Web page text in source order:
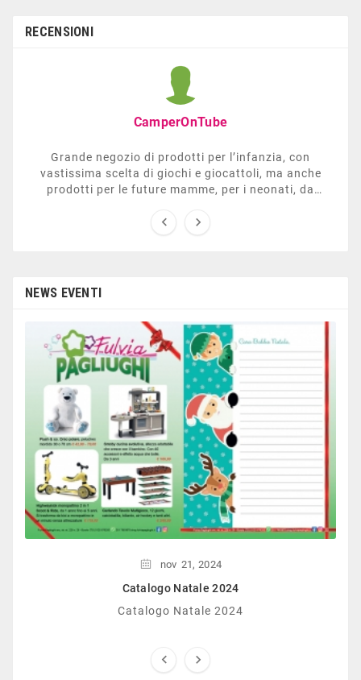
RECENSIONI
CamperOnTube
Grande negozio di prodotti per l’infanzia, con
vastissima scelta di giochi e giocattoli, ma anche
prodotti per le future mamme, per i neonati, da
sezione dedicata all’arredo giardino, giochi all’aperto,
 
NEWS EVENTI
nov 21, 2024
Catalogo Natale 2024
Catalogo Natale 2024
 